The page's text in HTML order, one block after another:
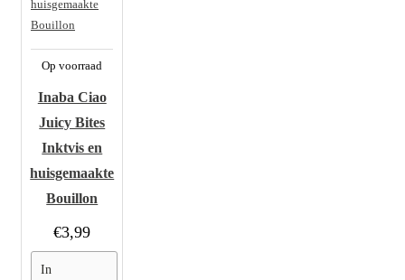
Op voorraad
Inaba Ciao
Juicy Bites
Inktvis en
huisgemaakte
Bouillon
€3,99
In